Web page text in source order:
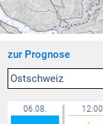
28,0 °C
27,9 °C
27,9 °C
27,8 °C
27,8 °C
zur Prognose
Ostschweiz
06.08. 12:00